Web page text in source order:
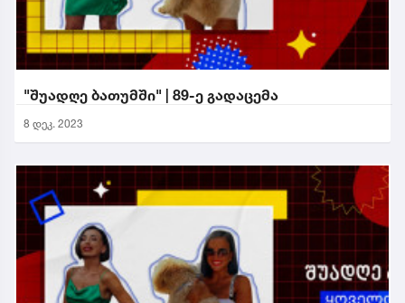
"შუადღე ბათუმში" | 89-ე გადაცემა
8 დეკ. 2023